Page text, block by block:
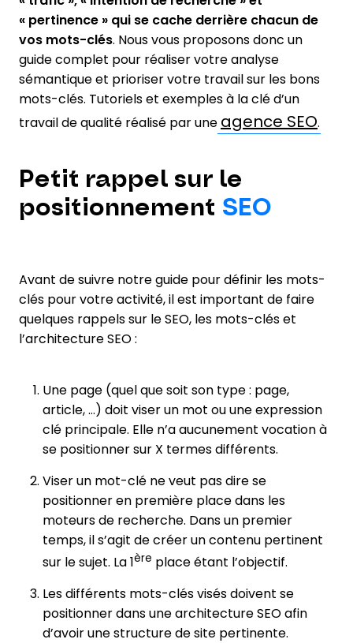
« pertinence » qui se cache derrière chacun de
vos mots-clés. Nous vous proposons donc un
guide complet pour réaliser votre analyse
sémantique et prioriser votre travail sur les bons
mots-clés. Tutoriels et exemples à la clé d’un
travail de qualité réalisé par une agence SEO.
Petit rappel sur le
positionnement SEO
Avant de suivre notre guide pour définir les mots-
clés pour votre activité, il est important de faire
quelques rappels sur le SEO, les mots-clés et
l’architecture SEO :
Une page (quel que soit son type : page,
article, …) doit viser un mot ou une expression
clé principale. Elle n’a aucunement vocation à
se positionner sur X termes différents.
Viser un mot-clé ne veut pas dire se
positionner en première place dans les
moteurs de recherche. Dans un premier
temps, il s’agit de créer un contenu pertinent
sur le sujet. La 1ère place étant l’objectif.
Les différents mots-clés visés doivent se
positionner dans une architecture SEO afin
d’avoir une structure de site pertinente.